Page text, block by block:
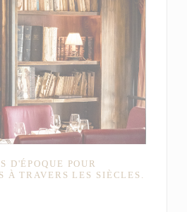
D'ÉPOQUE POUR
À TRAVERS LES SIÈCLES.